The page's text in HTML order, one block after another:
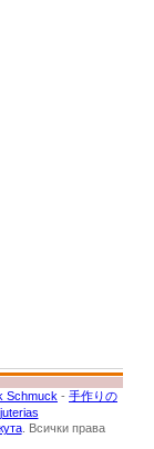
Schmuck - 手作りの
. Всички права